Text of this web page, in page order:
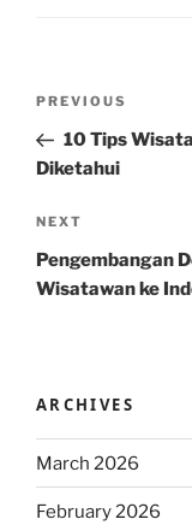
Previous
Post
PREVIOUS
10 Tips
Diketahui
Next
Post
NEXT
Pengembangan
Wisatawan ke
ARCHIVES
March 2026
February 2026